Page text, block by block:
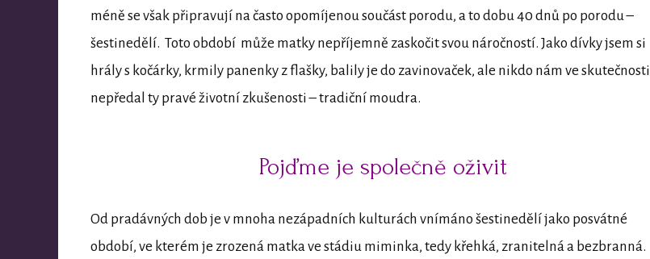
méně se však připravují na často opomíjenou součást porodu, a to dobu 40 dnů po porodu –
šestinedělí. Toto období může matky nepříjemně zaskočit svou náročností. Jako dívky jsem si
hrály s kočárky, krmily panenky z flašky, balily je do zavinovaček, ale nikdo nám ve skutečnosti
nepředal ty pravé životní zkušenosti – tradiční moudra.
Pojďme je společně oživit
Od pradávných dob je v mnoha nezápadních kulturách vnímáno šestinedělí jako posvátné
období, ve kterém je zrozená matka ve stádiu miminka, tedy křehká, zranitelná a bezbranná.